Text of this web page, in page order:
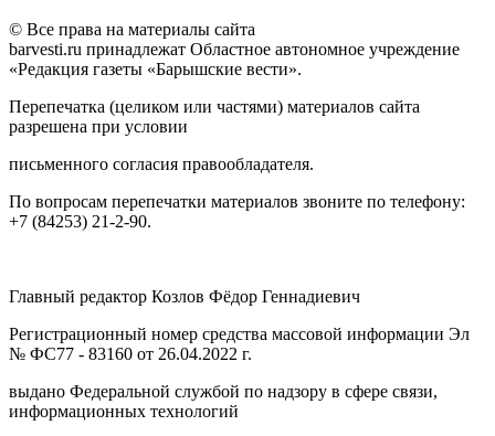
© Все права на материалы сайта
barvesti.ru принадлежат Областное автономное учреждение
«Редакция газеты «Барышские вести».
Перепечатка (целиком или частями) материалов сайта
разрешена при условии
письменного согласия правообладателя.
По вопросам перепечатки материалов звоните по телефону:
+7 (84253) 21-2-90.
Главный редактор Козлов Фёдор Геннадиевич
Регистрационный номер средства массовой информации Эл
№ ФС77 - 83160 от 26.04.2022 г.
выдано Федеральной службой по надзору в сфере связи,
информационных технологий